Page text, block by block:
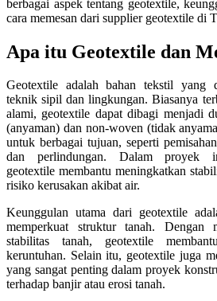
berbagai aspek tentang geotextile,
cara memesan dari supplier geotextile di
Apa itu Geotextile dan
Geotextile adalah bahan tekstil yang
teknik sipil dan lingkungan. Biasanya
alami, geotextile dapat dibagi menjadi
(anyaman) dan non-woven (tidak
untuk berbagai tujuan, seperti
dan perlindungan. Dalam proyek
geotextile membantu meningkatkan
risiko kerusakan akibat air.
Keunggulan utama dari geotextile
memperkuat struktur tanah. Dengan
stabilitas tanah, geotextile
keruntuhan. Selain itu, geotextile juga
yang sangat penting dalam proyek
terhadap banjir atau erosi tanah.